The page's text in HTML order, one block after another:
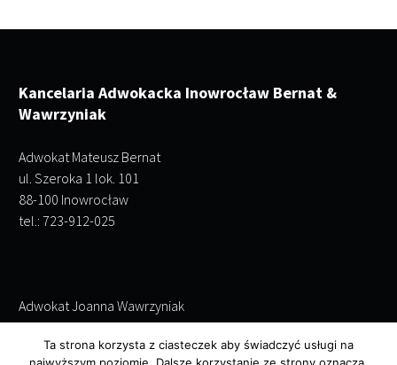
Kancelaria Adwokacka Inowrocław Bernat &
Wawrzyniak
Adwokat Mateusz Bernat
ul. Szeroka 1 lok. 101
88-100 Inowrocław
tel.: 723-912-025
Adwokat Joanna Wawrzyniak
ul. Szeroka 1 lok. 101
88-100 Inowrocław
Ta strona korzysta z ciasteczek aby świadczyć usługi na